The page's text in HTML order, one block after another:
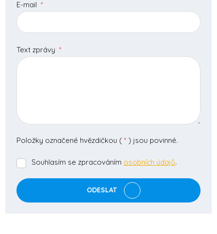
E-mail *
Text zprávy *
Položky označené hvězdičkou ( * ) jsou povinné.
Souhlasím
zpracováním
osobních
údajů.
Souhlasím se zpracováním osobních údajů.
ODESLAT